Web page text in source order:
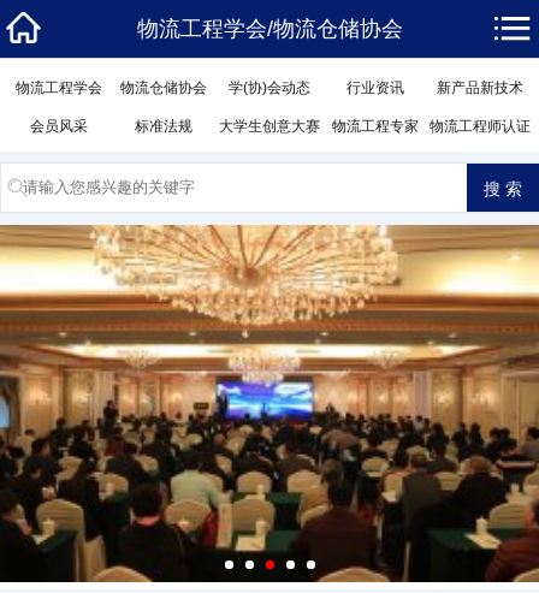
物流工程学会/物流仓储协会
物流工程学会 物流仓储协会 学(协)会动态 行业资讯 新产品新技术
会员风采 标准法规 大学生创意大赛 物流工程专家 物流工程师认证